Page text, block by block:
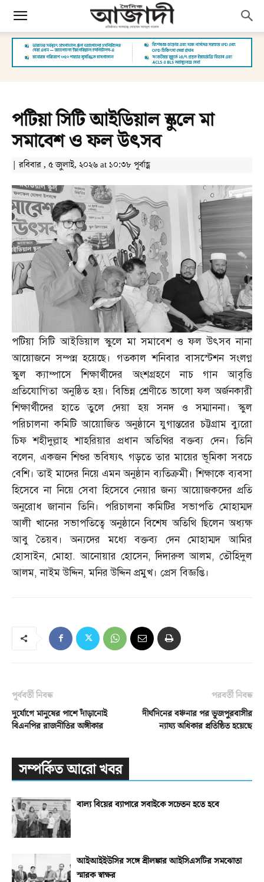
পটিয়া সিটি আইডিয়াল স্কুলে মা
সমাবেশ ও ফল উৎসব
| রবিবার , ৫ জুলাই, ২০২৬ at ১০:৩৮ পূর্বাহ্ণ
পটিয়া সিটি আইডিয়াল স্কুলে মা সমাবেশ ও ফল উৎসব নানা
আয়োজনে সম্পন্ন হয়েছে। গতকাল শনিবার বাসস্টেশন সংলগ্ন
স্কুল ক্যাম্পাসে শিক্ষার্থীদের অংশগ্রহণে নাচ গান আবৃত্তি
প্রতিযোগিতা অনুষ্ঠিত হয়। বিভিন্ন শ্রেণীতে ভালো ফল অর্জনকারী
শিক্ষার্থীদের হাতে তুলে দেয়া হয় সনদ ও সম্মাননা। স্কুল
পরিচালনা কমিটি আয়োজিত অনুষ্ঠানে যুগান্তরের চট্টগ্রাম ব্যুরো
চিফ শহীদুল্লাহ শাহরিয়ার প্রধান অতিথির বক্তব্য দেন। তিনি
বলেন,একজন শিশুর ভবিষ্যৎ গড়তে তার মায়ের ভূমিকা সবচে
বেশি। তাই মাদের নিয়ে এমন অনুষ্ঠান ব্যতিক্রমী। শিক্ষাকে ব্যবসা
হিসেবে না নিয়ে সেবা হিসেবে নেয়ার জন্য আয়োজকদের প্রতি
অনুরোধ জানান তিনি। পরিচালনা কমিটির সভাপতি মোহাম্মদ
আলী খানের সভাপতিত্বে অনুষ্ঠানে বিশেষ অতিথি ছিলেন অধ্যক্ষ
আবু তৈয়ব। অন্যদের মধ্যে বক্তব্য দেন মোহাম্মদ আমির
হোসাইন, মোহা.আনোয়ার হোসেন,দিদারুল আলম,তৌহিদুল
আলম,নাইম উদ্দিন,মনির উদ্দিন প্রমুখ। প্রেস বিজ্ঞপ্তি।
পূর্ববর্তী নিবন্ধ
দুর্যোগে মানুষের পাশে দাঁড়ানোই
বিএনপির রাজনীতির অঙ্গীকার
পরবর্তী নিবন্ধ
দীর্ঘদিনের বঞ্চনার পর ভূজপুরবাসীর
ন্যায্য অধিকার প্রতিষ্ঠিত হয়েছে
সম্পর্কিত আরো খবর
বাল্য বিয়ের ব্যাপারে সবাইকে সচেতন হতে হবে
আইআইইউসির সঙ্গে শ্রীলঙ্কার আইসিএসটির সমঝোতা
স্মারক স্বাক্ষর